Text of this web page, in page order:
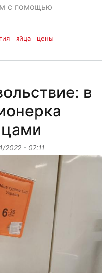
с помощью
яйца цены
в
2022 - 07:11